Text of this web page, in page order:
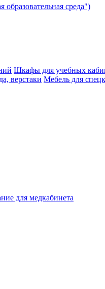
среда")
Шкафы для учебных
верстаки Мебель для
для медкабинета